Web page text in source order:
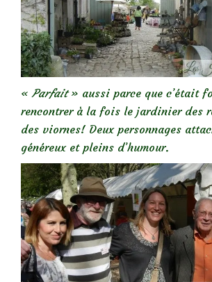
« Parfait» aussi parce que c’était
rencontrer à la fois le jardinier des
des viornes! Deux personnages
généreux et pleins d’humour.